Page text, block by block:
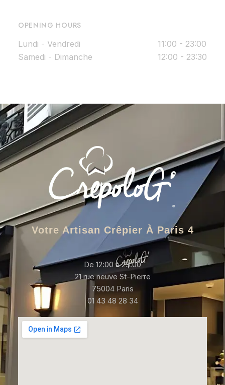
OPENING HOURS
Lundi - Vendredi
11:00 - 23:00
Samedi - Dimanche
12:00 - 23:30
Votre Artisan Crêpier À Paris 4
De 12:00 à 23:00
21 rue neuve St-Pierre
75004 Paris
01 43 48 28 34